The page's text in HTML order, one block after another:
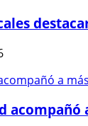
acompañó